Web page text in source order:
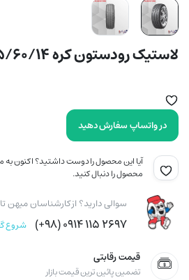
لاستیک رودستون کره 185/60/14 مدل CP672
در واتساپ سفارش دهید
آیا این محصول را دوست داشتید؟ اکنون به
محصول را دنبال کنید.
سوالی دارید؟ از کارشناسان میهن
۲۶۹۷ ۱۱۵ ۰۹۱۴ (۹۸+) شروع
قیمت رقابتی
تضمین پائین ترین قیمت بازار